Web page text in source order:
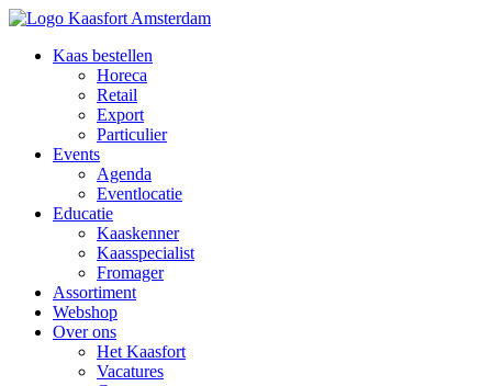
Kaas bestellen
Horeca
Retail
Export
Particulier
Events
Agenda
Eventlocatie
Educatie
Kaaskenner
Kaasspecialist
Fromager
Assortiment
Webshop
Over ons
Het Kaasfort
Vacatures